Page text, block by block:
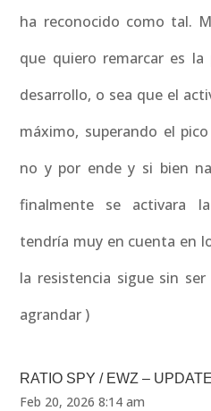
ha reconocido como tal.
que quiero remarcar es la
desarrollo, o sea que el
máximo, superando el
no y por ende y si bien
finalmente se activara
tendría muy en cuenta en
la resistencia sigue sin
agrandar )
RATIO SPY / EWZ – UPDATE
Feb 20, 2026 8:14 am